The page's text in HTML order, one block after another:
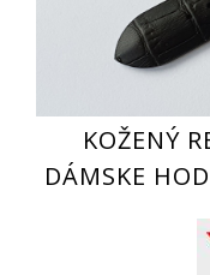
KOŽENÝ
DÁMSKE